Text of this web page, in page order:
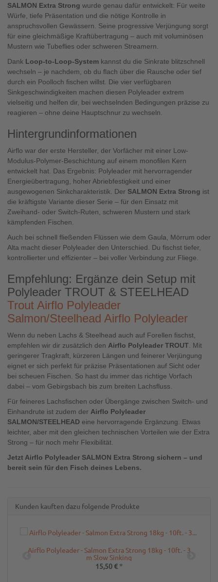
SALMON Extra Strong wurde genau dafür entwickelt: Für weite
Würfe, tiefe Präsentation und die nötige Kontrolle in
anspruchsvollen Gewässern. Seine progressive Verjüngung sorgt
für eine gleichmäßige Kraftübertragung – auch mit voluminösen
Mustern wie Tubeflies oder schweren Streamern.
Dank Loop-to-Loop-System kannst du die Sinkrate blitzschnell
wechseln – je nachdem, ob du flach über die Rausche oder tief
durch ein Poolloch fischen willst. Die vier verfügbaren
Sinkgeschwindigkeiten machen diesen Polyleader extrem
vielseitig und helfen dir, bei wechselnden Bedingungen präzise zu
reagieren – ohne deine Hauptschnur zu wechseln.
Hintergrundinformationen
Airflo war der erste Hersteller, der Vorfächer mit einer Low-
Modulus-Polymer-Beschichtung auf einem monofilen Kern
entwickelt hat. Das Ergebnis: Polyleader mit hervorragender
Energieübertragung, hoher Abriebfestigkeit und einer
ausgewogenen Sinkcharakteristik. Der SALMON Extra Strong ist
die kräftigste Variante dieser Serie – für den Einsatz mit
Zweihand- oder Switch-Ruten, schweren Mustern und stark
kämpfenden Fischen.
Auch bei schnell fließenden Flüssen wie dem Gaula, Mörrum oder
Alta macht dieser Polyleader den Unterschied. Du fischst tiefer,
kontrollierter und effizienter – bei voller Verbindung zur Fliege.
Empfehlung: Ergänze dein Setup mit
Polyleader TROUT & STEELHEAD
Trout Airflo Polyleader
Salmon/Steelhead Airflo Polyleader
Wenn du neben Lachs & Steelhead auch auf Forellen fischst,
empfehlen wir dir zusätzlich den Airflo Polyleader TROUT. Mit
geringerer Tragkraft, kürzeren Längen und feinerer Verjüngung
eignet er sich perfekt für präzise Präsentationen auf Sicht oder
bei scheuen Fischen. So hast du immer das richtige Vorfach
dabei – vom Gebirgsbach bis zum breiten Lachsfluss.
Für feineres Lachsfischen oder Übergänge zwischen Switch- und
Einhandrute ist zudem der Airflo Polyleader
SALMON/STEELHEAD eine hervorragende Ergänzung. Etwas
leichter, aber mit den gleichen technischen Vorteilen wie der Extra
Strong – für noch mehr Flexibilität.
Jetzt Airflo Polyleader SALMON Extra Strong sichern – und
bereit sein für den Fisch deines Lebens.
Kunden kauften dazu folgende Produkte
Airflo Polyleader - Salmon Extra Strong 18kg - 10ft. - 3
m Slow Sinking
15,50 € *